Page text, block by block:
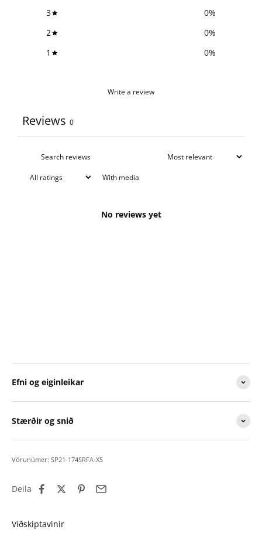
3 0%
2
0%
1
0%
Write a review
Reviews 0
With media
No reviews yet
Efni og eiginleikar
Stærðir og snið
Vörunúmer: SP21-174SRFA-XS
Deila